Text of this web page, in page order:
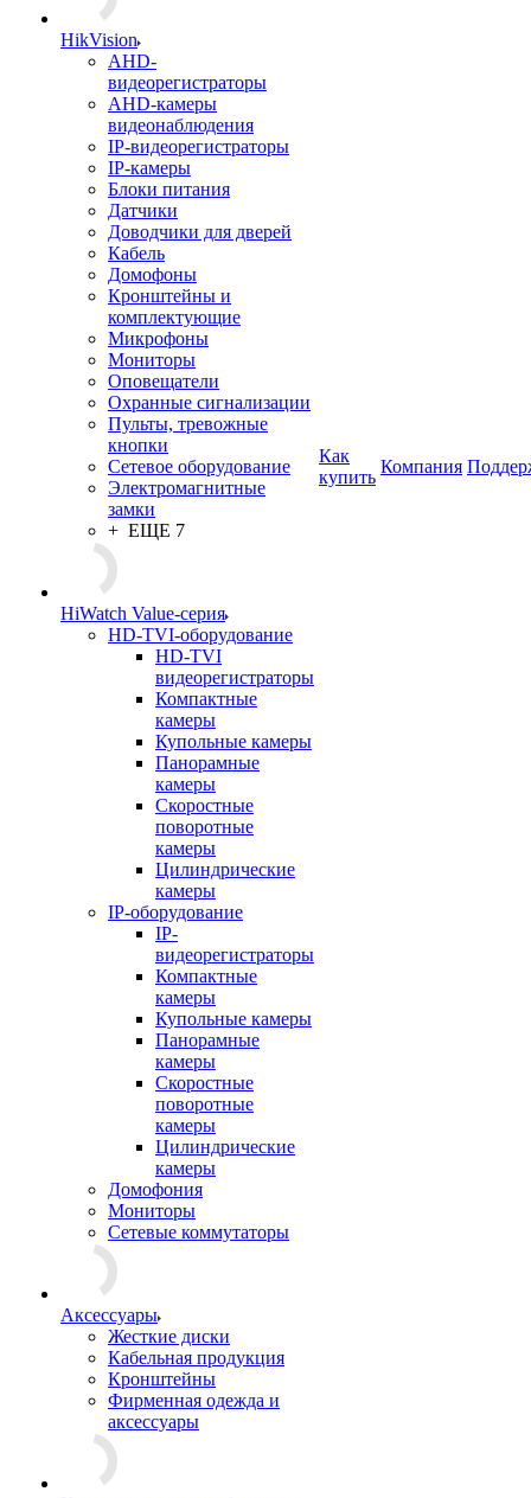
HikVision
AHD-
видеорегистраторы
AHD-камеры
видеонаблюдения
IP-видеорегистраторы
IP-камеры
Блоки питания
Датчики
Доводчики для дверей
Кабель
Домофоны
Кронштейны и
комплектующие
Микрофоны
Мониторы
Оповещатели
Охранные сигнализации
Пульты, тревожные
кнопки
Сетевое оборудование
Электромагнитные
замки
+ ЕЩЕ 7
HiWatch Value-серия
HD-TVI-оборудование
HD-TVI
видеорегистраторы
Компактные
камеры
Купольные камеры
Панорамные
камеры
Скоростные
поворотные
камеры
Цилиндрические
камеры
IP-оборудование
IP-
видеорегистраторы
Компактные
камеры
Купольные камеры
Панорамные
камеры
Скоростные
поворотные
камеры
Цилиндрические
камеры
Домофония
Мониторы
Сетевые коммутаторы
Аксессуары
Жесткие диски
Кабельная продукция
Кронштейны
Фирменная одежда и
аксессуары
Как
купить
Компания